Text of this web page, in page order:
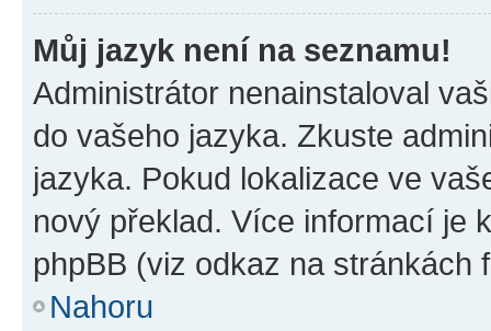
Můj jazyk není na seznamu!
Administrátor nenainstaloval
do vašeho jazyka. Zkuste
jazyka. Pokud lokalizace ve
nový překlad. Více informací je
phpBB (viz odkaz na stránkách
Nahoru